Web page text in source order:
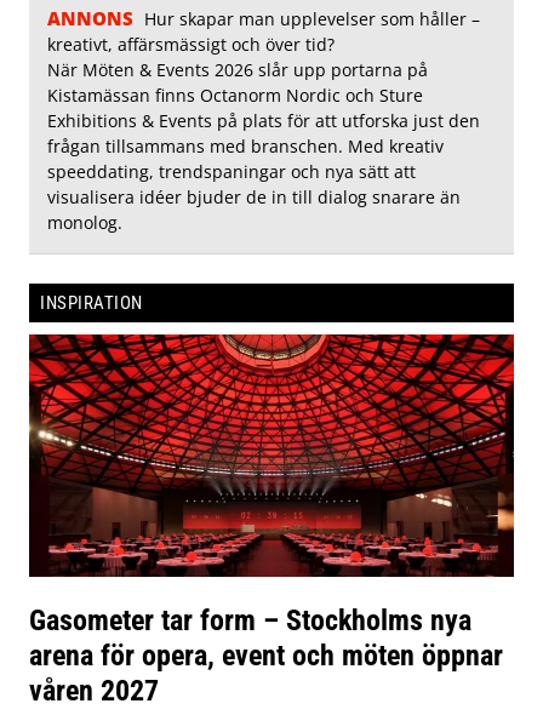
ANNONS Hur skapar man upplevelser som håller –
kreativt, affärsmässigt och över tid?
När Möten & Events 2026 slår upp portarna på
Kistamässan finns Octanorm Nordic och Sture
Exhibitions & Events på plats för att utforska just den
frågan tillsammans med branschen. Med kreativ
speeddating, trendspaningar och nya sätt att
visualisera idéer bjuder de in till dialog snarare än
monolog.
INSPIRATION
Gasometer tar form – Stockholms nya
arena för opera, event och möten öppnar
våren 2027